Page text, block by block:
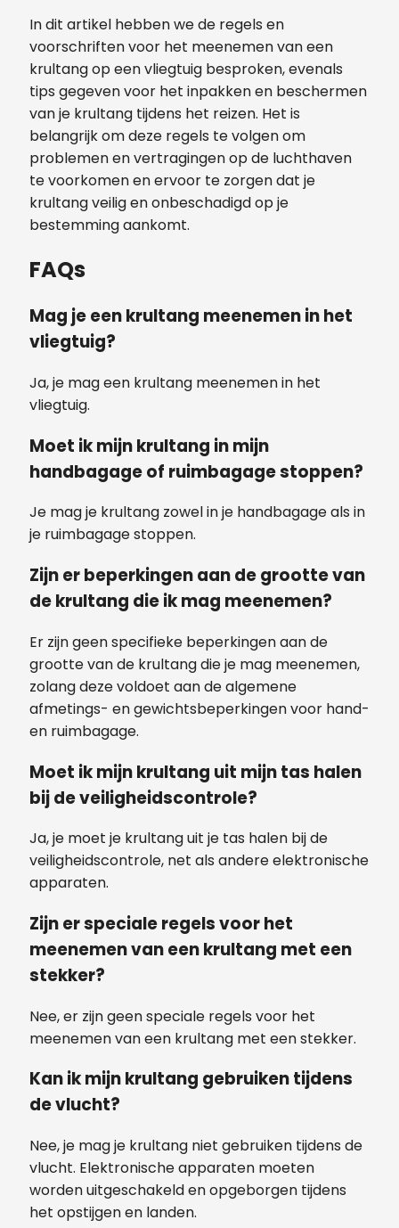
In dit artikel hebben we de regels en
voorschriften voor het meenemen van een
krultang op een vliegtuig besproken, evenals
tips gegeven voor het inpakken en beschermen
van je krultang tijdens het reizen. Het is
belangrijk om deze regels te volgen om
problemen en vertragingen op de luchthaven
te voorkomen en ervoor te zorgen dat je
krultang veilig en onbeschadigd op je
bestemming aankomt.
FAQs
Mag je een krultang meenemen in het
vliegtuig?
Ja, je mag een krultang meenemen in het
vliegtuig.
Moet ik mijn krultang in mijn
handbagage of ruimbagage stoppen?
Je mag je krultang zowel in je handbagage als in
je ruimbagage stoppen.
Zijn er beperkingen aan de grootte van
de krultang die ik mag meenemen?
Er zijn geen specifieke beperkingen aan de
grootte van de krultang die je mag meenemen,
zolang deze voldoet aan de algemene
afmetings- en gewichtsbeperkingen voor hand-
en ruimbagage.
Moet ik mijn krultang uit mijn tas halen
bij de veiligheidscontrole?
Ja, je moet je krultang uit je tas halen bij de
veiligheidscontrole, net als andere elektronische
apparaten.
Zijn er speciale regels voor het
meenemen van een krultang met een
stekker?
Nee, er zijn geen speciale regels voor het
meenemen van een krultang met een stekker.
Kan ik mijn krultang gebruiken tijdens
de vlucht?
Nee, je mag je krultang niet gebruiken tijdens de
vlucht. Elektronische apparaten moeten
worden uitgeschakeld en opgeborgen tijdens
het opstijgen en landen.